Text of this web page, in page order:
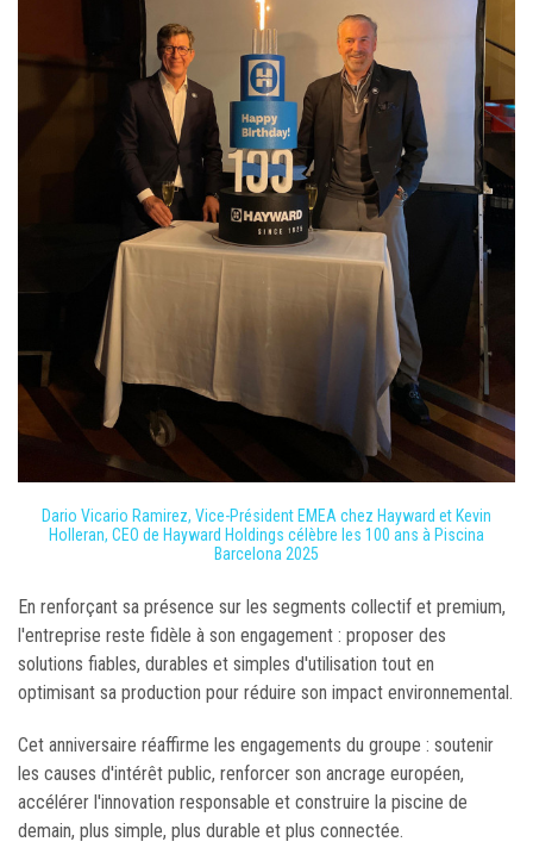
Dario Vicario Ramirez, Vice-Président EMEA chez Hayward et Kevin
Holleran, CEO de Hayward Holdings célèbre les 100 ans à Piscina
Barcelona 2025
En renforçant sa présence sur les segments collectif et premium,
l'entreprise reste fidèle à son engagement : proposer des
solutions fiables, durables et simples d'utilisation tout en
optimisant sa production pour réduire son impact environnemental.
Cet anniversaire réaffirme les engagements du groupe : soutenir
les causes d'intérêt public, renforcer son ancrage européen,
accélérer l'innovation responsable et construire la piscine de
demain, plus simple, plus durable et plus connectée.